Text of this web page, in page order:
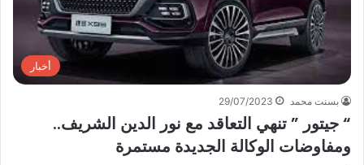
أخبار
بسنت محمد 29/07/2023
“ جيتور ” تنهي التعاقد مع نور الدين الشريف..
ومفاوضات الوكالة الجديدة مستمرة